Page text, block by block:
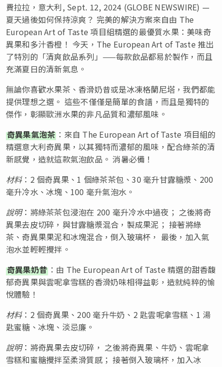
費拉拉，意大利, Sept. 12, 2024 (GLOBE NEWSWIRE) —
夏天過後如何保持涼爽？ 完美的解決方案來自由 The
European Art of Taste 項目組精選的最優質水果：美味奇
異果和多汁香橙！ 今天，The European Art of Taste 推出
了特別的「清爽飲品系列」——每款飲品都易於製作，而且
充滿夏日的清新氣息。
無論你喜歡水果茶、香滑奶昔或是冰凍格蘭尼塔，我們都能
提供理想之選。 這些不僅僅是簡單的食譜，而且是獨特的
傑作，彰顯歐洲水果的非凡品質和濃郁風味。
奇異果氣泡茶 ：來自 The European Art of Taste 項目組的
精選意大利奇異果，以其獨特而濃郁的風味，配合綠茶的清
新感覺，造就這款氣泡飲品。 消暑必備！
材料：2 個奇異果、1 個綠茶茶包、30 毫升甘露糖漿、200
毫升冷水、冰塊、100 毫升氣泡水。
說明：將綠茶茶包浸泡在 200 毫升冷水中過夜； 之後將奇
異果去皮切碎，與甘露糖漿混合，製成果泥； 接著將綠
茶、奇異果果泥和冰塊混合，倒入玻璃杯， 最後，加入氣
泡水並輕輕攪拌。
奇異果奶昔 ：由 The European Art of Taste 精選的甜香馥
郁奇異果與雲呢拿雪糕的香滑奶味相得益彰，造就純粹的愉
悅體驗！
材料：2 個奇異果、200 毫升牛奶、2 匙雲呢拿雪糕、1 湯
匙蜜糖、冰塊、淡忌廉。
說明：將奇異果去皮切碎， 之後將奇異果、牛奶、雲呢拿
雪糕和蜜糖攪拌至柔滑質感； 接著倒入玻璃杯，加入冰